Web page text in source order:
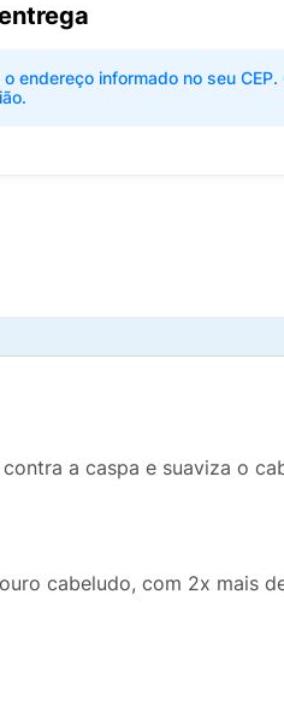
o endereço informado no seu
a caspa e suaviza o
cabeludo, com 2x mais